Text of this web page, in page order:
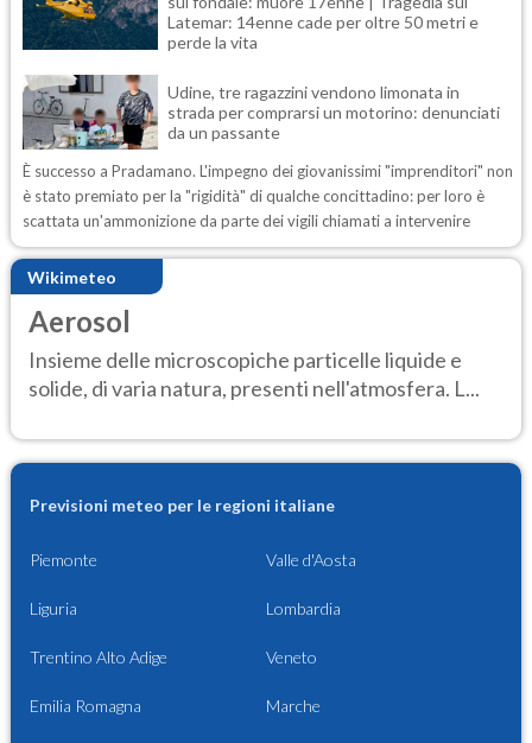
Latemar: 14enne cade per oltre 50 metri e
perde la vita
Udine, tre ragazzini vendono limonata in
strada per comprarsi un motorino: denunciati
da un passante
È successo a Pradamano. L'impegno dei giovanissimi "imprenditori" non
è stato premiato per la "rigidità" di qualche concittadino: per loro è
scattata un'ammonizione da parte dei vigili chiamati a intervenire
Wikimeteo
Aerosol
Insieme delle microscopiche particelle liquide e
solide, di varia natura, presenti nell'atmosfera. L...
Previsioni meteo per le regioni italiane
Piemonte Valle d'Aosta
Liguria Lombardia
Trentino Alto Adige Veneto
Emilia Romagna Marche